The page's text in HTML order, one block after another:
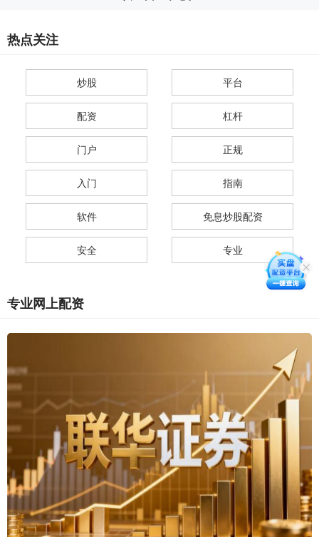
热点关注
炒股 平台
配资 杠杆
门户 正规
入门 指南
软件 免息炒股配资
安全 专业
专业网上配资